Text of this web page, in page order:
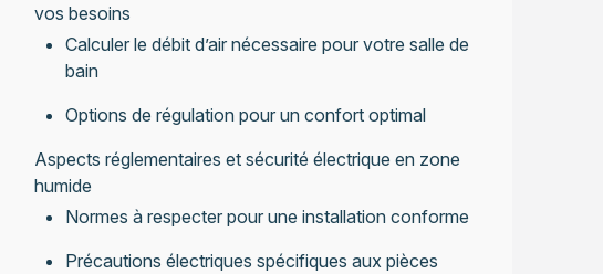
vos besoins
Calculer le débit d’air nécessaire pour votre salle de
bain
Options de régulation pour un confort optimal
Aspects réglementaires et sécurité électrique en zone
humide
Normes à respecter pour une installation conforme
Précautions électriques spécifiques aux pièces